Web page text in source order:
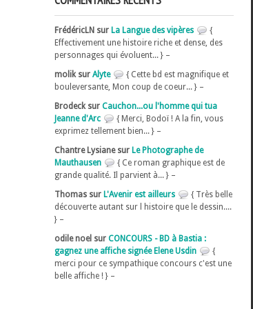
FrédéricLN sur La Langue des vipères
{
Effectivement une histoire riche et dense, des
personnages qui évoluent... } –
molik sur Alyte
{ Cette bd est magnifique et
bouleversante, Mon coup de coeur... } –
Brodeck sur Cauchon...ou l'homme qui tua
Jeanne d'Arc
{ Merci, Bodoï ! A la fin, vous
exprimez tellement bien... } –
Chantre Lysiane sur Le Photographe de
Mauthausen
{ Ce roman graphique est de
grande qualité. Il parvient à... } –
Thomas sur L'Avenir est ailleurs
{ Très belle
découverte autant sur l histoire que le dessin....
} –
odile noel sur CONCOURS - BD à Bastia :
gagnez une affiche signée Elene Usdin
{
merci pour ce sympathique concours c'est une
belle affiche ! } –